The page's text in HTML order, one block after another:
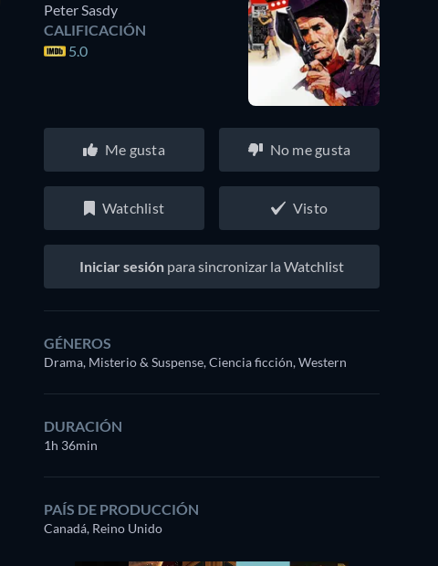
Peter Sasdy
CALIFICACIÓN
5.0
Me gusta No me gusta
Watchlist Visto
Iniciar sesión para sincronizar la Watchlist
GÉNEROS
Drama, Misterio & Suspense, Ciencia ficción, Western
DURACIÓN
1h 36min
PAÍS DE PRODUCCIÓN
Canadá, Reino Unido